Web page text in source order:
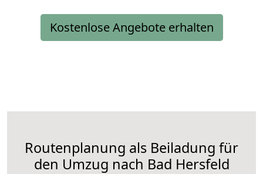
Kostenlose Angebote erhalten
Routenplanung als Beiladung für
den Umzug nach Bad Hersfeld